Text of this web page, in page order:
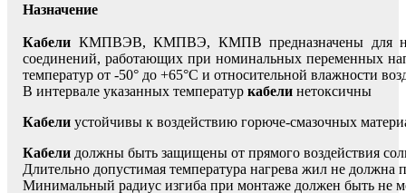
Назначение
Кабели КМПВЭВ, КМПВЭ, КМПВ предназначены для
соединений, работающих при номинальных переменных
температур от -50° до +65°С и относительной влажности
В интервале указанных температур кабели нетоксичны
Кабели устойчивы к воздействию горюче-смазочных
Кабели должны быть защищены от прямого воздействия
Длительно допустимая температура нагрева жил не должна
Минимальный радиус изгиба при монтаже должен быть не